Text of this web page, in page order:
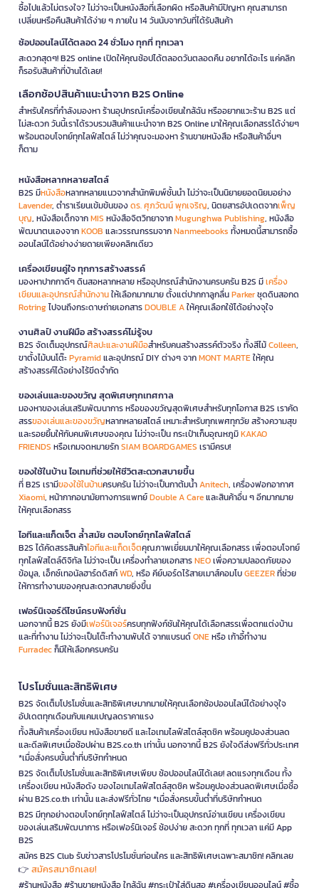
ซื้อไปแล้วไม่ตรงใจ? ไม่ว่าจะเป็นหนังสือที่เลือกผิด หรือสินค้ามีปัญหา คุณสามารถ
เปลี่ยนหรือคืนสินค้าได้ง่าย ๆ ภายใน 14 วันนับจากวันที่ได้รับสินค้า
ช้อปออนไลน์ได้ตลอด 24 ชั่วโมง ทุกที่ ทุกเวลา
สะดวกสุดๆ! B2S online เปิดให้คุณช้อปได้ตลอดวันตลอดคืน อยากได้อะไร แค่คลิก
ก็รอรับสินค้าที่บ้านได้เลย!
เลือกช้อปสินค้าแนะนำจาก B2S Online
สำหรับใครที่กำลังมองหา ร้านอุปกรณ์เครื่องเขียนใกล้ฉัน หรืออยากแวะร้าน B2S แต่
ไม่สะดวก วันนี้เราได้รวบรวมสินค้าแนะนำจาก B2S Online มาให้คุณเลือกสรรได้ง่ายๆ
พร้อมตอบโจทย์ทุกไลฟ์สไตล์ ไม่ว่าคุณจะมองหา ร้านขายหนังสือ หรือสินค้าอื่นๆ
ก็ตาม
หนังสือหลากหลายสไตล์
B2S มีหนังสือหลากหลายแนวจากสำนักพิมพ์ชั้นนำ ไม่ว่าจะเป็นนิยายยอดนิยมอย่าง
Lavender, ตำราเรียนเข้มข้นของดร. ศุภวัฒน์ พุกเจริญ, นิตยสารอัปเดตจากเพ็ญ
บุญ, หนังสือเด็กจากMIS หนังสือจิตวิทยาจากMugunghwa Publishing, หนังสือ
พัฒนาตนเองจากKOOB และวรรณกรรมจากNanmeebooks ทั้งหมดนี้สามารถซื้อ
ออนไลน์ได้อย่างง่ายดายเพียงคลิกเดียว
เครื่องเขียนคู่ใจ ทุกการสร้างสรรค์
มองหาปากกาดีๆ ดินสอหลากหลาย หรืออุปกรณ์สำนักงานครบครัน B2S มีเครื่อง
เขียนและอุปกรณ์สำนักงานให้เลือกมากมาย ตั้งแต่ปากกาลูกลื่นParkerชุดดินสอกด
Rotringไปจนถึงกระดาษถ่ายเอกสารDOUBLE Aให้คุณเลือกใช้ได้อย่างจุใจ
งานศิลป์ งานฝีมือ สร้างสรรค์ไม่รู้จบ
B2S จัดเต็มอุปกรณ์ศิลปะและงานฝีมือสำหรับคนสร้างสรรค์ตัวจริง ทั้งสีไม้Colleen,
ขาตั้งไม้บนโต๊ะPyramidและอุปกรณ์ DIY ต่างๆ จากMONT MARTEให้คุณ
สร้างสรรค์ได้อย่างไร้ขีดจำกัด
ของเล่นและของขวัญ สุดพิเศษทุกเทศกาล
มองหาของเล่นเสริมพัฒนาการ หรือของขวัญสุดพิเศษสำหรับทุกโอกาส B2S เราคัด
สรรของเล่นและของขวัญหลากหลายสไตล์ เหมาะสำหรับทุกเพศทุกวัย สร้างความสุข
และรอยยิ้มให้กับคนพิเศษของคุณ ไม่ว่าจะเป็น กระเป๋าเก็บอุณหภูมิKAKAO
FRIENDS หรือเกมจดหมายรักSIAM BOARDGAMES เรามีครบ!
ของใช้ในบ้าน ไอเทมที่ช่วยให้ชีวิตสะดวกสบายขึ้น
ที่ B2S เรามีของใช้ในบ้านครบครัน ไม่ว่าจะเป็นกาต้มน้ำAnitech, เครื่องฟอกอากาศ
Xiaomi, หน้ากากอนามัยทางการแพทย์Double A Careและสินค้าอื่น ๆ อีกมากมาย
ให้คุณเลือกสรร
ไอทีและแก็ดเจ็ต ล้ำสมัย ตอบโจทย์ทุกไลฟ์สไตล์
B2S ได้คัดสรรสินค้าไอทีและแก็ดเจ็ตคุณภาพเยี่ยมมาให้คุณเลือกสรร เพื่อตอบโจทย์
ทุกไลฟ์สไตล์ดิจิทัล ไม่ว่าจะเป็น เครื่องทำลายเอกสารNEOเพื่อความปลอดภัยของ
ข้อมูล, เอ็กซ์เทอนัลฮาร์ดดิสก์WD, หรือ คีย์บอร์ดไร้สายเมาส์คอมโบGEEZERที่ช่วย
ให้การทำงานของคุณสะดวกสบายยิ่งขึ้น
เฟอร์นิเจอร์ดีไซน์ครบฟังก์ชั่น
นอกจากนี้ B2S ยังมีเฟอร์นิเจอร์ครบทุกฟังก์ชันให้คุณได้เลือกสรรเพื่อตกแต่งบ้าน
และที่ทำงาน ไม่ว่าจะเป็นโต๊ะทำงานพับได้ จากแบรนด์ONEหรือ เก้าอี้ทำงาน
Furradecก็มีให้เลือกครบครัน
โปรโมชั่นและสิทธิพิเศษ
B2S จัดเต็มโปรโมชั่นและสิทธิพิเศษมากมายให้คุณเลือกช้อปออนไลน์ได้อย่างจุใจ
อัปเดตทุกเดือนกับแคมเปญลดราคาแรง
ทั้งสินค้าเครื่องเขียน หนังสือขายดี และไอเทมไลฟ์สไตล์สุดชิค พร้อมคูปองส่วนลด
และดีลพิเศษเมื่อช้อปผ่าน B2S.co.th เท่านั้น นอกจากนี้ B2S ยังใจดีส่งฟรีทั่วประเทศ
*เมื่อสั่งครบขั้นต่ำที่บริษัทกำหนด
B2S จัดเต็มโปรโมชั่นและสิทธิพิเศษเพียบ ช้อปออนไลน์ได้เลย! ลดแรงทุกเดือน ทั้ง
เครื่องเขียน หนังสือดัง ของไอเทมไลฟ์สไตล์สุดชิค พร้อมคูปองส่วนลดพิเศษเมื่อซื้อ
ผ่าน B2S.co.th เท่านั้น และส่งฟรีทั่วไทย *เมื่อสั่งครบขั้นต่ำที่บริษัทกำหนด
B2S มีทุกอย่างตอบโจทย์ทุกไลฟ์สไตล์ ไม่ว่าจะเป็นอุปกรณ์อ่านเขียน เครื่องเขียน
ของเล่นเสริมพัฒนาการ หรือเฟอร์นิเจอร์ ช้อปง่าย สะดวก ทุกที่ ทุกเวลา แค่มี App
B2S
สมัคร B2S Club รับข่าวสารโปรโมชั่นก่อนใคร และสิทธิพิเศษเฉพาะสมาชิก! คลิกเลย
👉 สมัครสมาชิกเลย!
#ร้านหนังสือ #ร้านขายหนังสือ ใกล้ฉัน #กระเป๋าใส่ดินสอ #เครื่องเขียนออนไลน์ #ซื้อ